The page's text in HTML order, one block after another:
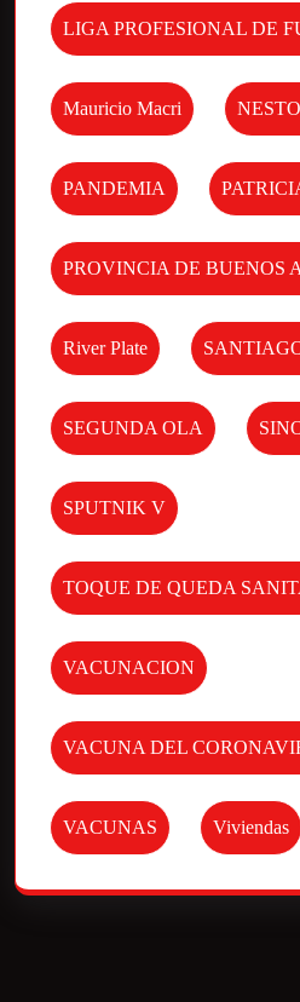
LIGA PROFESIONAL DE
Mauricio Macri
PANDEMIA
PROVINCIA DE BUENOS
River Plate
SEGUNDA OLA
SPUTNIK V
TOQUE DE QUEDA
VACUNACION
VACUNA DEL
VACUNAS Viviendas